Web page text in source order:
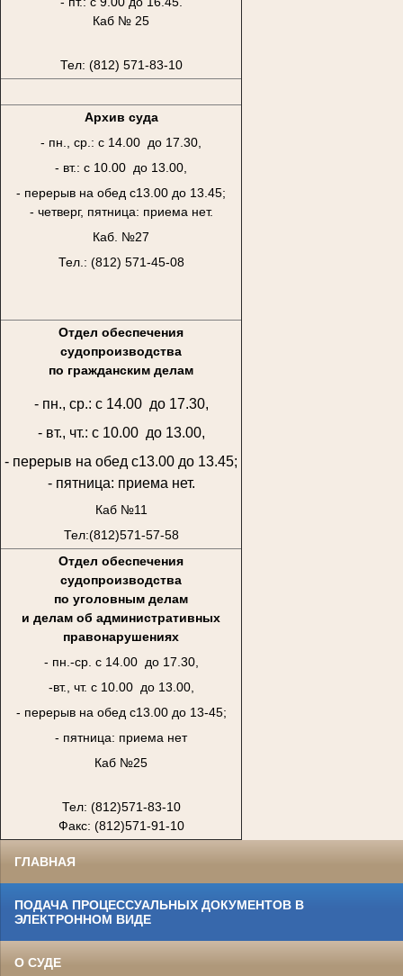
Каб № 25
Тел: (812) 571-83-10
Архив суда
- пн., ср.: с 14.00 до 17.30,
- вт.: с 10.00 до 13.00,
- перерыв на обед с13.00 до 13.45;
- четверг, пятница: приема нет.
Каб. №27
Тел.: (812) 571-45-08
Отдел обеспечения
судопроизводства
по гражданским делам
- пн., ср.: с 14.00 до 17.30,
- вт., чт.: с 10.00 до 13.00,
- перерыв на обед с13.00 до 13.45;
- пятница: приема нет.
Каб №11
Тел:(812)571-57-58
Отдел обеспечения
судопроизводства
по уголовным делам
и делам об административных
правонарушениях
- пн.-ср. с 14.00 до 17.30,
-вт., чт. с 10.00 до 13.00,
- перерыв на обед с13.00 до 13-45;
- пятница: приема нет
Каб №25
Тел: (812)571-83-10
Факс: (812)571-91-10
ГЛАВНАЯ
ПОДАЧА ПРОЦЕССУАЛЬНЫХ ДОКУМЕНТОВ В
ЭЛЕКТРОННОМ ВИДЕ
О СУДЕ